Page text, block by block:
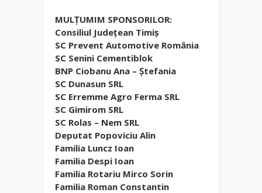
MULȚUMIM SPONSORILOR:
Consiliul Județean Timiș
SC Prevent Automotive România
SC Senini Cementiblok
BNP Ciobanu Ana – Ștefania
SC Dunasun SRL
SC Erremme Agro Ferma SRL
SC Gimirom SRL
SC Rolas – Nem SRL
Deputat Popoviciu Alin
Familia Luncz Ioan
Familia Despi Ioan
Familia Rotariu Mirco Sorin
Familia Roman Constantin